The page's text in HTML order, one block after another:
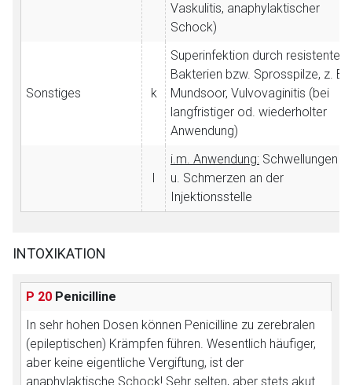
Vaskulitis, anaphylaktischer
Schock)
Sonstiges k
Superinfektion durch resistente
Bakterien bzw. Sprosspilze, z. B.
Mundsoor, Vulvovaginitis (bei
langfristiger od. wiederholter
Anwendung)
l
i.m. Anwendung: Schwellungen
u. Schmerzen an der
Injektionsstelle
INTOXIKATION
P 20 Penicilline
In sehr hohen Dosen können Penicilline zu zerebralen
(epileptischen) Krämpfen führen. Wesentlich häufiger,
aber keine eigentliche Vergiftung, ist der
anaphylaktische Schock! Sehr selten, aber stets akut